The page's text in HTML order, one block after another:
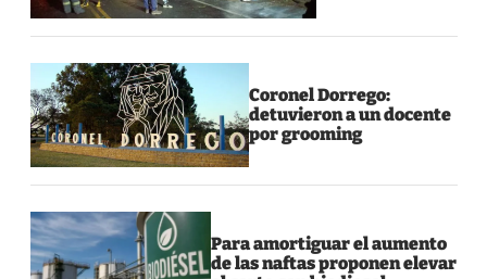
Coronel Dorrego:
detuvieron a un docente
por grooming
Para amortiguar el aumento
de las naftas proponen elevar